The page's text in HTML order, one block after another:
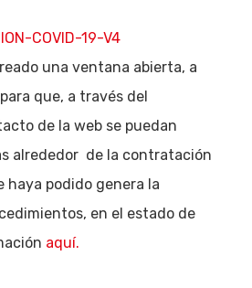
COVID-19-V4
una ventana abierta, a
que, a través del
de la web se puedan
alrededor de la contratación
podido genera la
en el estado de
aquí.